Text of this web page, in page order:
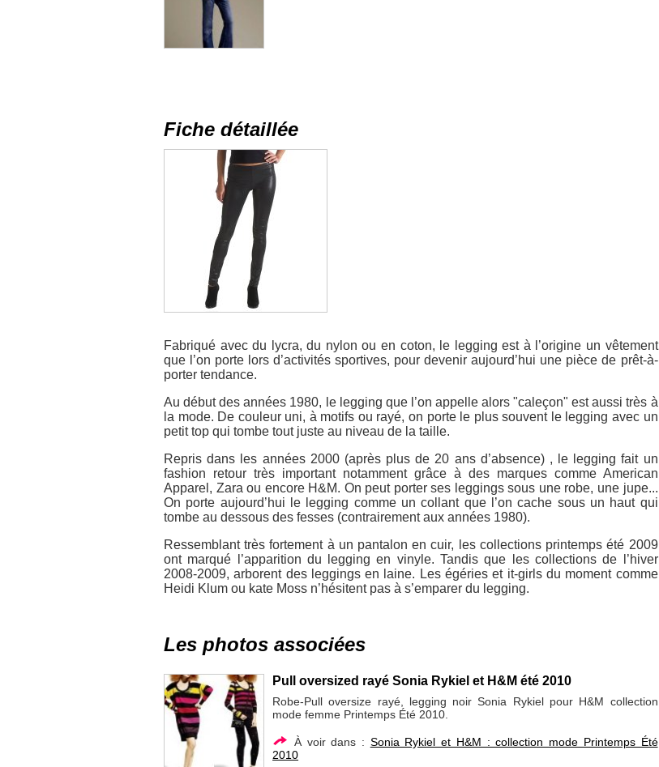
Fiche détaillée
Fabriqué avec du lycra, du nylon ou en coton, le legging est à l’origine un vêtement
que l’on porte lors d’activités sportives, pour devenir aujourd’hui une pièce de prêt-à-
porter tendance.
Au début des années 1980, le legging que l’on appelle alors "caleçon" est aussi très à
la mode. De couleur uni, à motifs ou rayé, on porte le plus souvent le legging avec un
petit top qui tombe tout juste au niveau de la taille.
Repris dans les années 2000 (après plus de 20 ans d’absence) , le legging fait un
fashion retour très important notamment grâce à des marques comme American
Apparel, Zara ou encore H&M. On peut porter ses leggings sous une robe, une jupe...
On porte aujourd’hui le legging comme un collant que l’on cache sous un haut qui
tombe au dessous des fesses (contrairement aux années 1980).
Ressemblant très fortement à un pantalon en cuir, les collections printemps été 2009
ont marqué l’apparition du legging en vinyle. Tandis que les collections de l’hiver
2008-2009, arborent des leggings en laine. Les égéries et it-girls du moment comme
Heidi Klum ou kate Moss n’hésitent pas à s’emparer du legging.
Les photos associées
Pull oversized rayé Sonia Rykiel et H&M été 2010
Robe-Pull oversize rayé, legging noir Sonia Rykiel pour H&M collection
mode femme Printemps Été 2010.
À voir dans : Sonia Rykiel et H&M : collection mode Printemps Été
2010